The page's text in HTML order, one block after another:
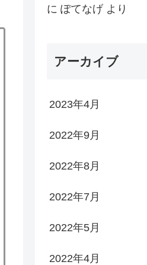
に ぽてなげ より
アーカイブ
2023年4月
2022年9月
2022年8月
2022年7月
2022年5月
2022年4月